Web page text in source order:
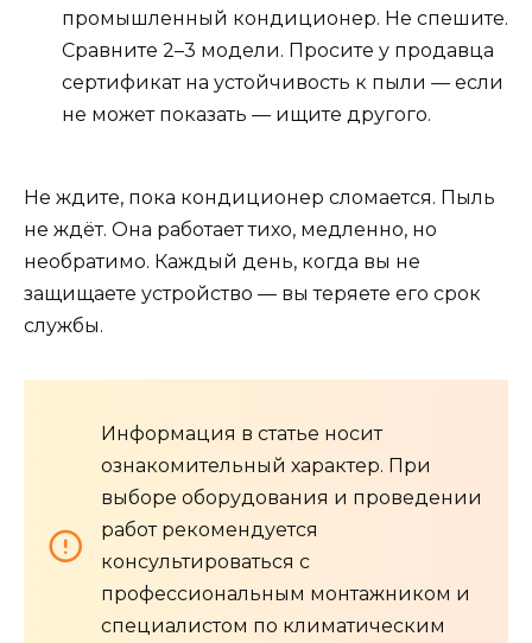
промышленный кондиционер. Не спешите.
Сравните 2–3 модели. Просите у продавца
сертификат на устойчивость к пыли — если
не может показать — ищите другого.
Не ждите, пока кондиционер сломается. Пыль
не ждёт. Она работает тихо, медленно, но
необратимо. Каждый день, когда вы не
защищаете устройство — вы теряете его срок
службы.
Информация в статье носит
ознакомительный характер. При
выборе оборудования и проведении
работ рекомендуется
консультироваться с
профессиональным монтажником и
специалистом по климатическим